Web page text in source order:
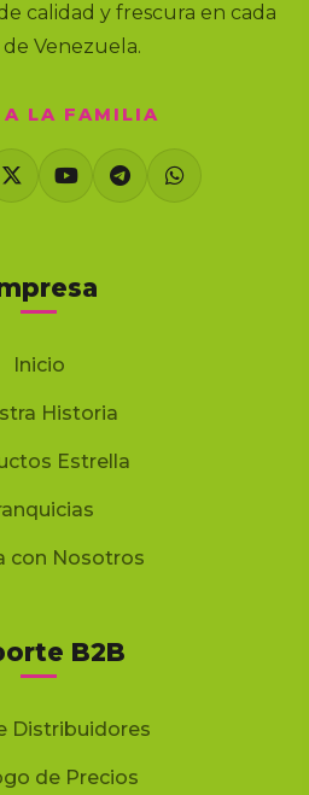
calidad y frescura en cada
Venezuela.
A LA FAMILIA
Inicio
Historia
Estrella
con Nosotros
B2B
Distribuidores
de Precios